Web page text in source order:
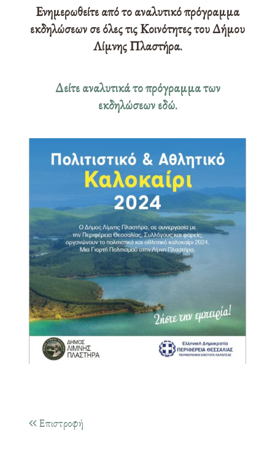
Ενημερωθείτε από το αναλυτικό πρόγραμμα
εκδηλώσεων σε όλες τις Κοινότητες του Δήμου
Λίμνης Πλαστήρα.
Δείτε αναλυτικά το πρόγραμμα των
εκδηλώσεων εδώ.
Επιστροφή